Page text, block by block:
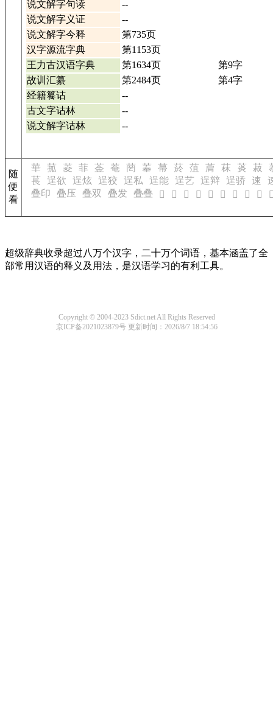
说文解字句读
--
说文解字义证
--
说文解字今释
第735页
汉字源流字典
第1153页
王力古汉语字典
第1634页
第9字
故训汇纂
第2484页
第4字
经籍籑诂
--
古文字诂林
--
说文解字诂林
--
随
便
看
華 菰 菱 菲 菳 菴 菵 菶 菷 菸 菹 菺 菻 菼 菽
萇
逞欲 逞炫 逞狡 逞私 逞能 逞艺 逞辩 逞骄 速
叠印
叠压 叠双 叠发 叠叠 𤳮 𤳯 𤳰 𤳱 𤳲 𤳳 𤳴 𤳵 𤳶
超级辞典收录超过八万个汉字，二十万个词语，基本涵盖了全
部常用汉语的释义及用法，是汉语学习的有利工具。
Copyright © 2004-2023 Sdict.net All Rights Reserved
京ICP备2021023879号更新时间：2026/8/7 18:54:56